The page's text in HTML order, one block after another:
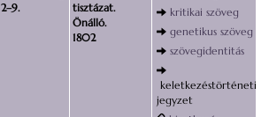
2–9.
tisztázat.
Önálló.
1802
kritikai szöveg
genetikus szöveg
szövegidentitás
keletkezéstörténeti
jegyzet